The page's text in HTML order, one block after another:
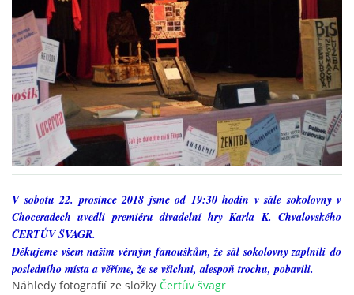
HRY OD ROKU 1973
VIDEOZÁZNAMY Z HER
FOTOALBUM
HRY DO ROKU 1973
MÍSTO PRO VAŠE VZKAZY!!
V sobotu 22. prosince 2018 jsme od 19:30 hodin v sále sokolovny v
Choceradech uvedli premiéru divadelní hry Karla K. Chvalovského
ČERTŮV ŠVAGR.
Děkujeme všem našim věrným fanouškům, že sál sokolovny zaplnili do
posledního místa a věříme, že se všichni, alespoň trochu, pobavili.
Náhledy fotografií ze složky Čertův švagr